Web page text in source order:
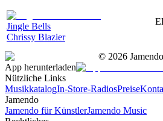
Jingle Bells
Chrissy Blazier
© 2026
App herunterladen
Nützliche Links
MusikkatalogIn-Store-RadiosPreise
Jamendo
Jamendo für KünstlerJamendo Music